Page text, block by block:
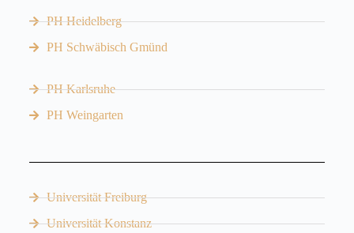
PH Heidelberg
PH Schwäbisch Gmünd
PH Karlsruhe
PH Weingarten
Universität Freiburg
Universität Konstanz